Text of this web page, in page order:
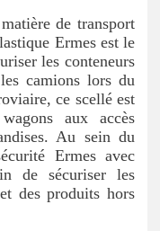
de transport
Ermes est le
les conteneurs
camions lors du
ce scellé est
aux accès
Au sein du
Ermes avec
de sécuriser les
des produits hors